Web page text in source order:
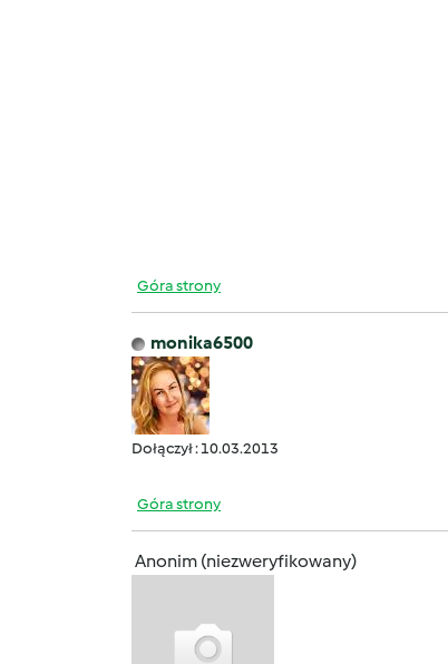
Góra strony
monika6500
Dołączył : 10.03.2013
Góra strony
Anonim (niezweryfikowany)